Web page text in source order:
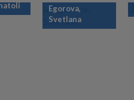
Egorova,
Svetlana